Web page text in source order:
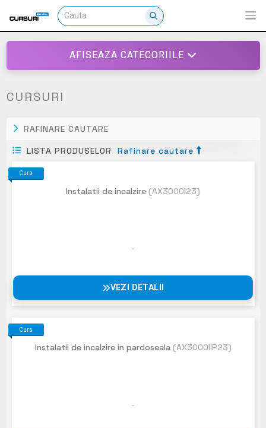
AFISEAZA CATEGORIILE
CURSURI
RAFINARE CAUTARE
LISTA PRODUSELOR Rafinare cautare
Curs
Instalatii de incalzire (AX3000I23)
VEZI DETALII
Curs
Instalatii de incalzire in pardoseala (AX3000IIP23)